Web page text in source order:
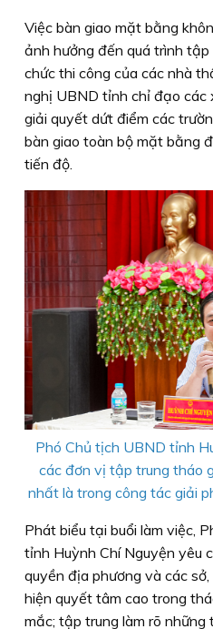
Việc bàn giao mặt bằng
ảnh hưởng đến quá trình
chức thi công của các nhà
nghị UBND tỉnh chỉ đạo các
giải quyết dứt điểm các
bàn giao toàn bộ mặt bằng
tiến độ.
Phó Chủ tịch UBND tỉnh
các đơn vị tập trung tháo
nhất là trong công tác giải
Phát biểu tại buổi làm việc,
tỉnh Huỳnh Chí Nguyện yêu
quyền địa phương và các
hiện quyết tâm cao trong
mắc; tập trung làm rõ những